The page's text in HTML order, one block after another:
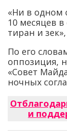
«Ни в одном
10 месяцев
тиран и
По его
оппозиция,
«Совет
ночных
и